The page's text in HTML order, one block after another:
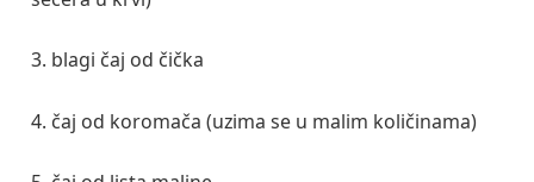
3. blagi čaj od čička
4. čaj od koromača (uzima se u malim količinama)